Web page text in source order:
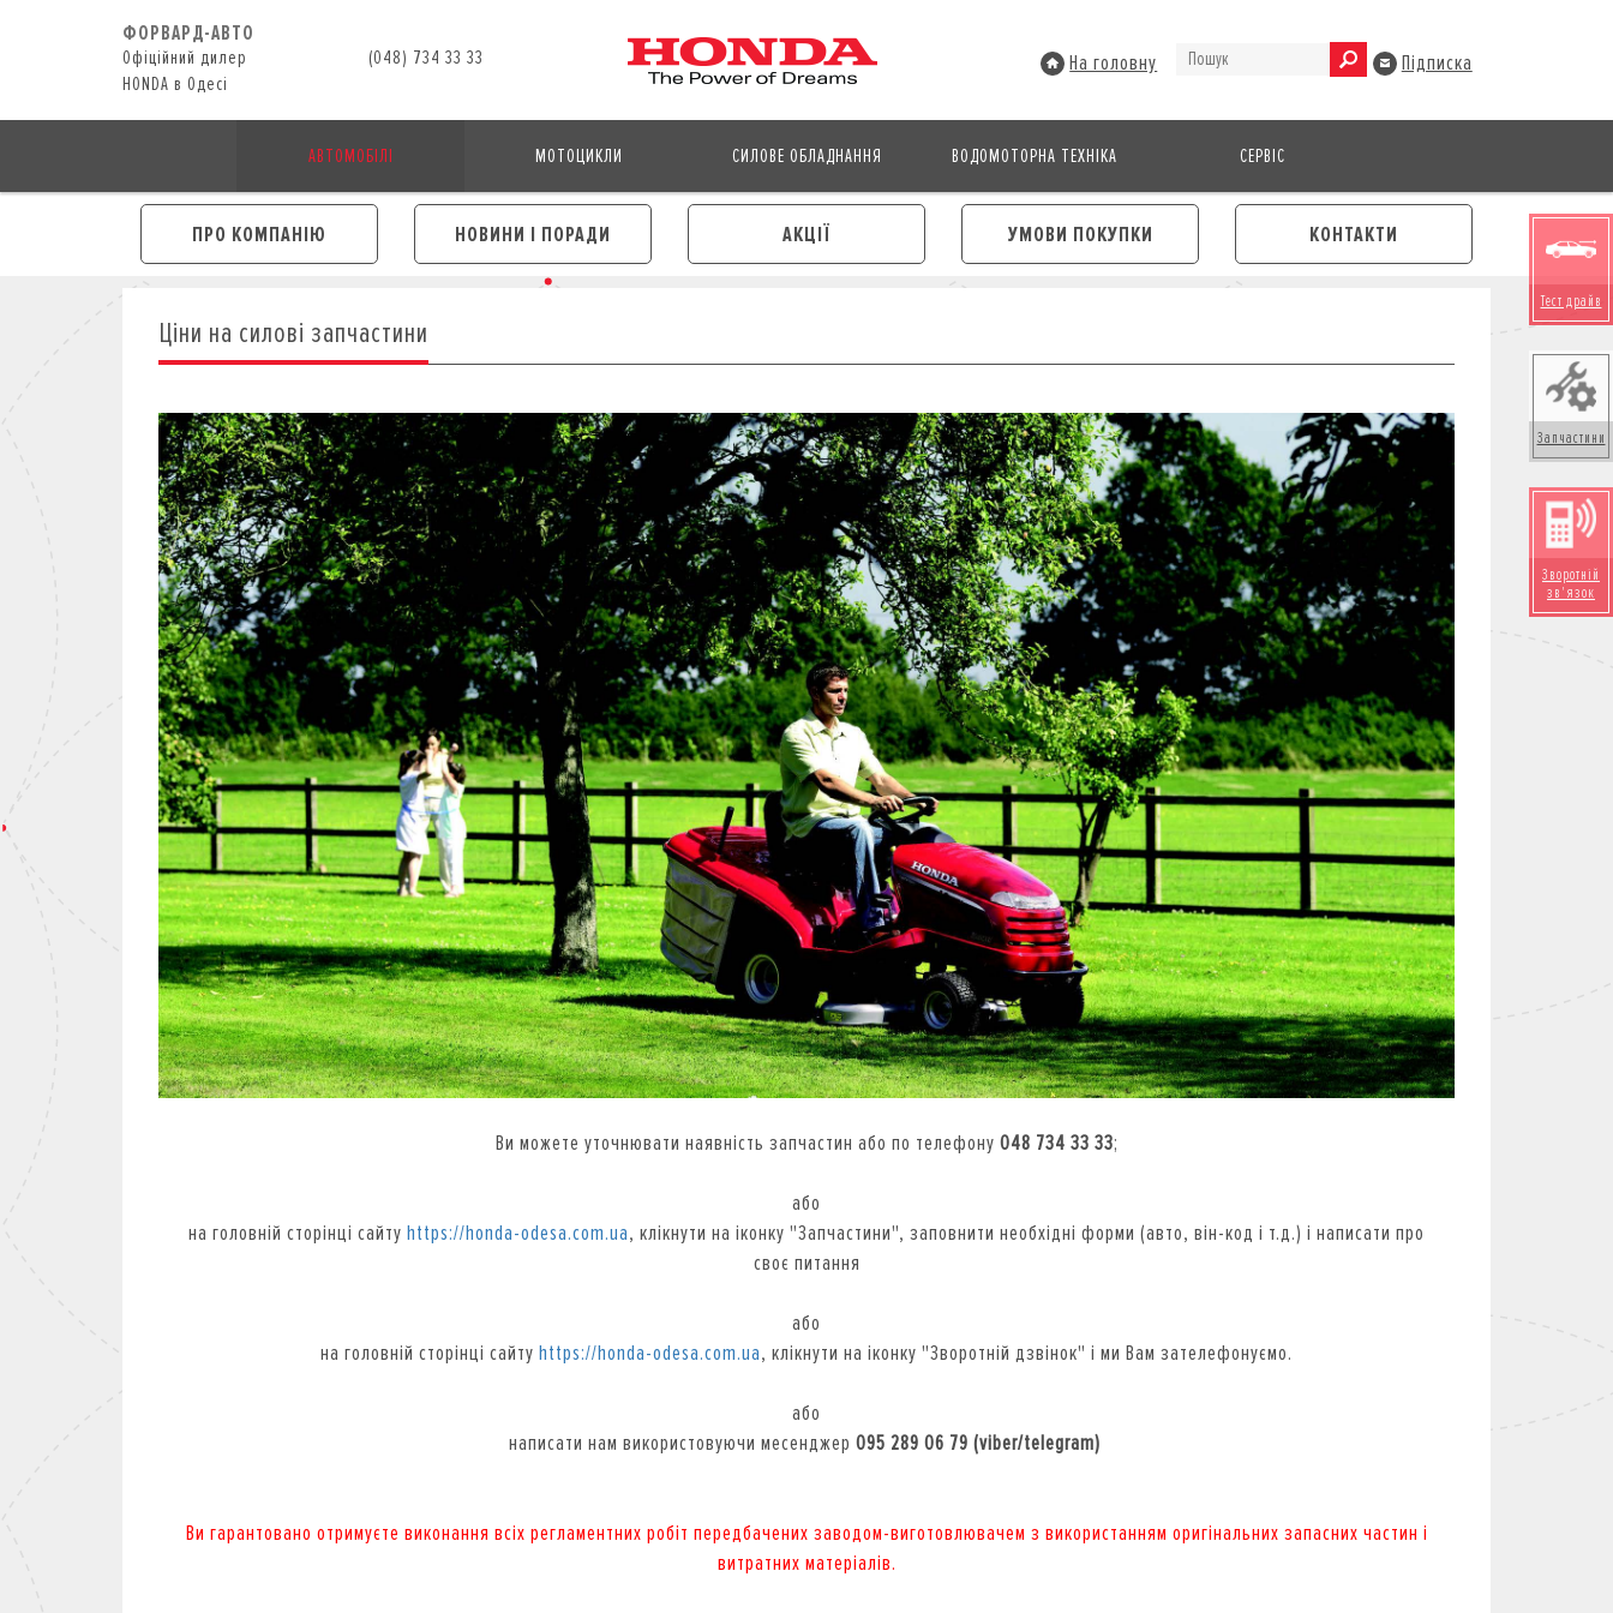
ФОРВАРД-АВТО
Офіційний дилер
HONDA в Одесі
(048) 734 33 33 На головну Підписка
АВТОМОБІЛІ МОТОЦИКЛИ СИЛОВЕ ОБЛАДНАННЯ ВОДОМОТОРНА ТЕХНІКА СЕРВІС
ПРО КОМПАНІЮ НОВИНИ І ПОРАДИ АКЦІЇ УМОВИ ПОКУПКИ
АВТОМОБІЛІ
КРЕДИТ
СТРАХУВАННЯ
КОРПОРАТИВНИМ КЛІЄНТАМ
МОТОЦИКЛИ
СТРАХУВАННЯ
КОРПОРАТИВНИМ КЛІЄНТАМ
КОНТАКТИ
Тест драйв
Запчастини
Зворотній
зв'язок
Ціни на силові запчастини
Ви можете уточнювати наявність запчастин або по телефону 048 734 33 33;
або
на головній сторінці сайту https://honda-odesa.com.ua, клікнути на іконку "Запчастини", заповнити необхідні форми (авто, він-код і т.д.) і написати про
своє питання
або
на головній сторінці сайту https://honda-odesa.com.ua, клікнути на іконку "Зворотній дзвінок" і ми Вам зателефонуємо.
або
написати нам використовуючи месенджер 095 289 06 79 (viber/telegram)
Ви гарантовано отримуєте виконання всіх регламентних робіт передбачених заводом-виготовлювачем з використанням оригінальних запасних частин і
витратних матеріалів.